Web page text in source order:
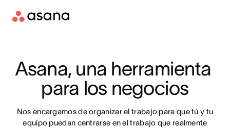
Asana, una herramienta
para los negocios
Nos encargamos de organizar el trabajo para que tú y tu
equipo puedan centrarse en el trabajo que realmente